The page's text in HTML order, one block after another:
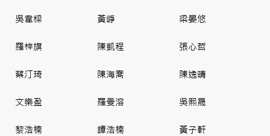
吳韋樑 黃崢 梁晏悠
羅梓旗 陳凱程 張心哲
蔡汀琦 陳海喬 陳逸晴
文樂盈 羅曼溶 吳熙晟
黎浩楠 譚浩楠 黃子軒